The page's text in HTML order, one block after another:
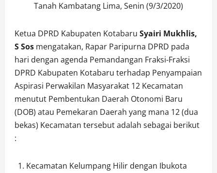
Tanah Kambatang Lima, Senin (9/3/2020)
Ketua DPRD Kabupaten Kotabaru Syairi Mukhlis,
S Sos mengatakan, Rapar Paripurna DPRD pada
hari dengan agenda Pemandangan Fraksi-Fraksi
DPRD Kabupaten Kotabaru terhadap Penyampaian
Aspirasi Perwakilan Masyarakat 12 Kecamatan
menutut Pembentukan Daerah Otonomi Baru
(DOB) atau Pemekaran Daerah yang mana 12 (dua
bekas) Kecamatan tersebut adalah sebagai berikut
:
Kecamatan Kelumpang Hilir dengan Ibukota